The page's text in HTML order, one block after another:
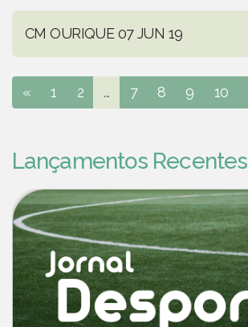
CM OURIQUE 07 JUN 19
« 1 2 ... 7 8 9 10
Lançamentos Recentes